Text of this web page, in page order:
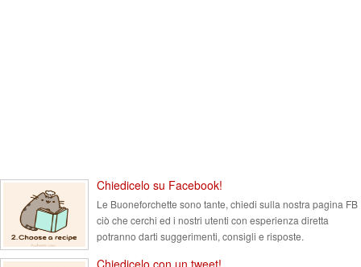
Chiedicelo su Facebook!
Le Buoneforchette sono tante, chiedi sulla nostra pagina FB
ciò che cerchi ed i nostri utenti con esperienza diretta
potranno darti suggerimenti, consigli e risposte.
Chiedicelo con un tweet!